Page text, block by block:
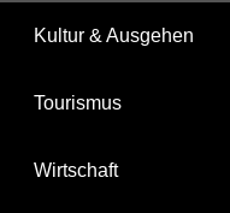
Kultur & Ausgehen
Tourismus
Wirtschaft